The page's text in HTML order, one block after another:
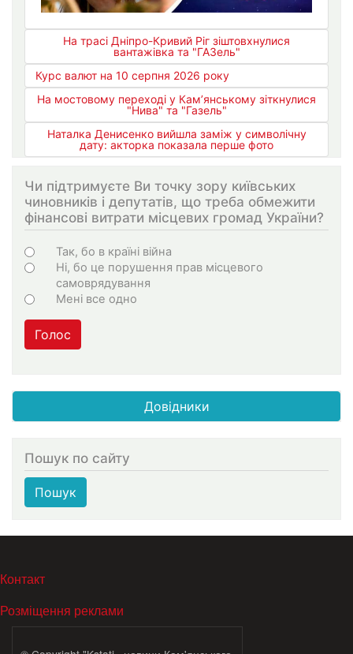
На трасі Дніпро-Кривий Ріг зіштовхнулися
вантажівка та "ГАЗель"
Курс валют на 10 серпня 2026 року
На мостовому переході у Кам’янському зіткнулися
"Нива" та "Газель"
Наталка Денисенко вийшла заміж у символічну
дату: акторка показала перше фото
Чи підтримуєте Ви точку зору київських
чиновників і депутатів, що треба обмежити
фінансові витрати місцевих громад України?
Варіанти
Так, бо в країні війна
Ні, бо це порушення прав місцевого
самоврядування
Мені все одно
Голос
Довідники
Пошук по сайту
Пошук
МЕНЮ В ПОДВАЛЕ
Контакт
Розміщення реклами